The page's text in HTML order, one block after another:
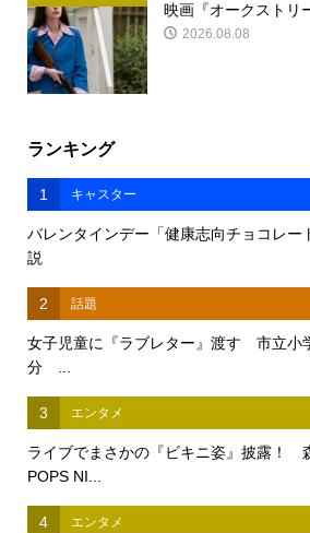
映画『オークスト
2026.08.08
ランキング
1 キャスター
バレンタインデー「健康志向チョコレー
説
2 話題
女子児童に『ラブレター』渡す 市立小
分 ...
3 エンタメ
ライブでまさかの『ビキニ姿』披露！
POPS NI...
4 エンタメ